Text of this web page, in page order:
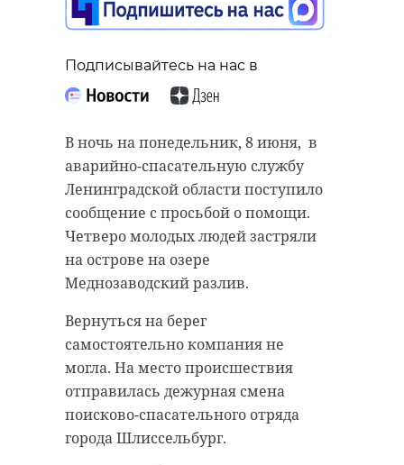
Подписывайтесь на нас в
В ночь на понедельник, 8 июня, в
аварийно-спасательную службу
Ленинградской области поступило
сообщение с просьбой о помощи.
Четверо молодых людей застряли
на острове на озере
Меднозаводский разлив.
Вернуться на берег
самостоятельно компания не
могла. На место происшествия
отправилась дежурная смена
поисково-спасательного отряда
города Шлиссельбург.